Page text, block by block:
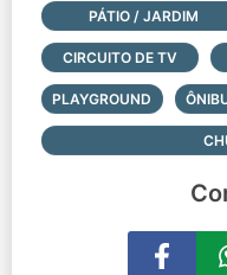
PÁTIO / JARDIM
CIRCUITO DE TV
PLAYGROUND